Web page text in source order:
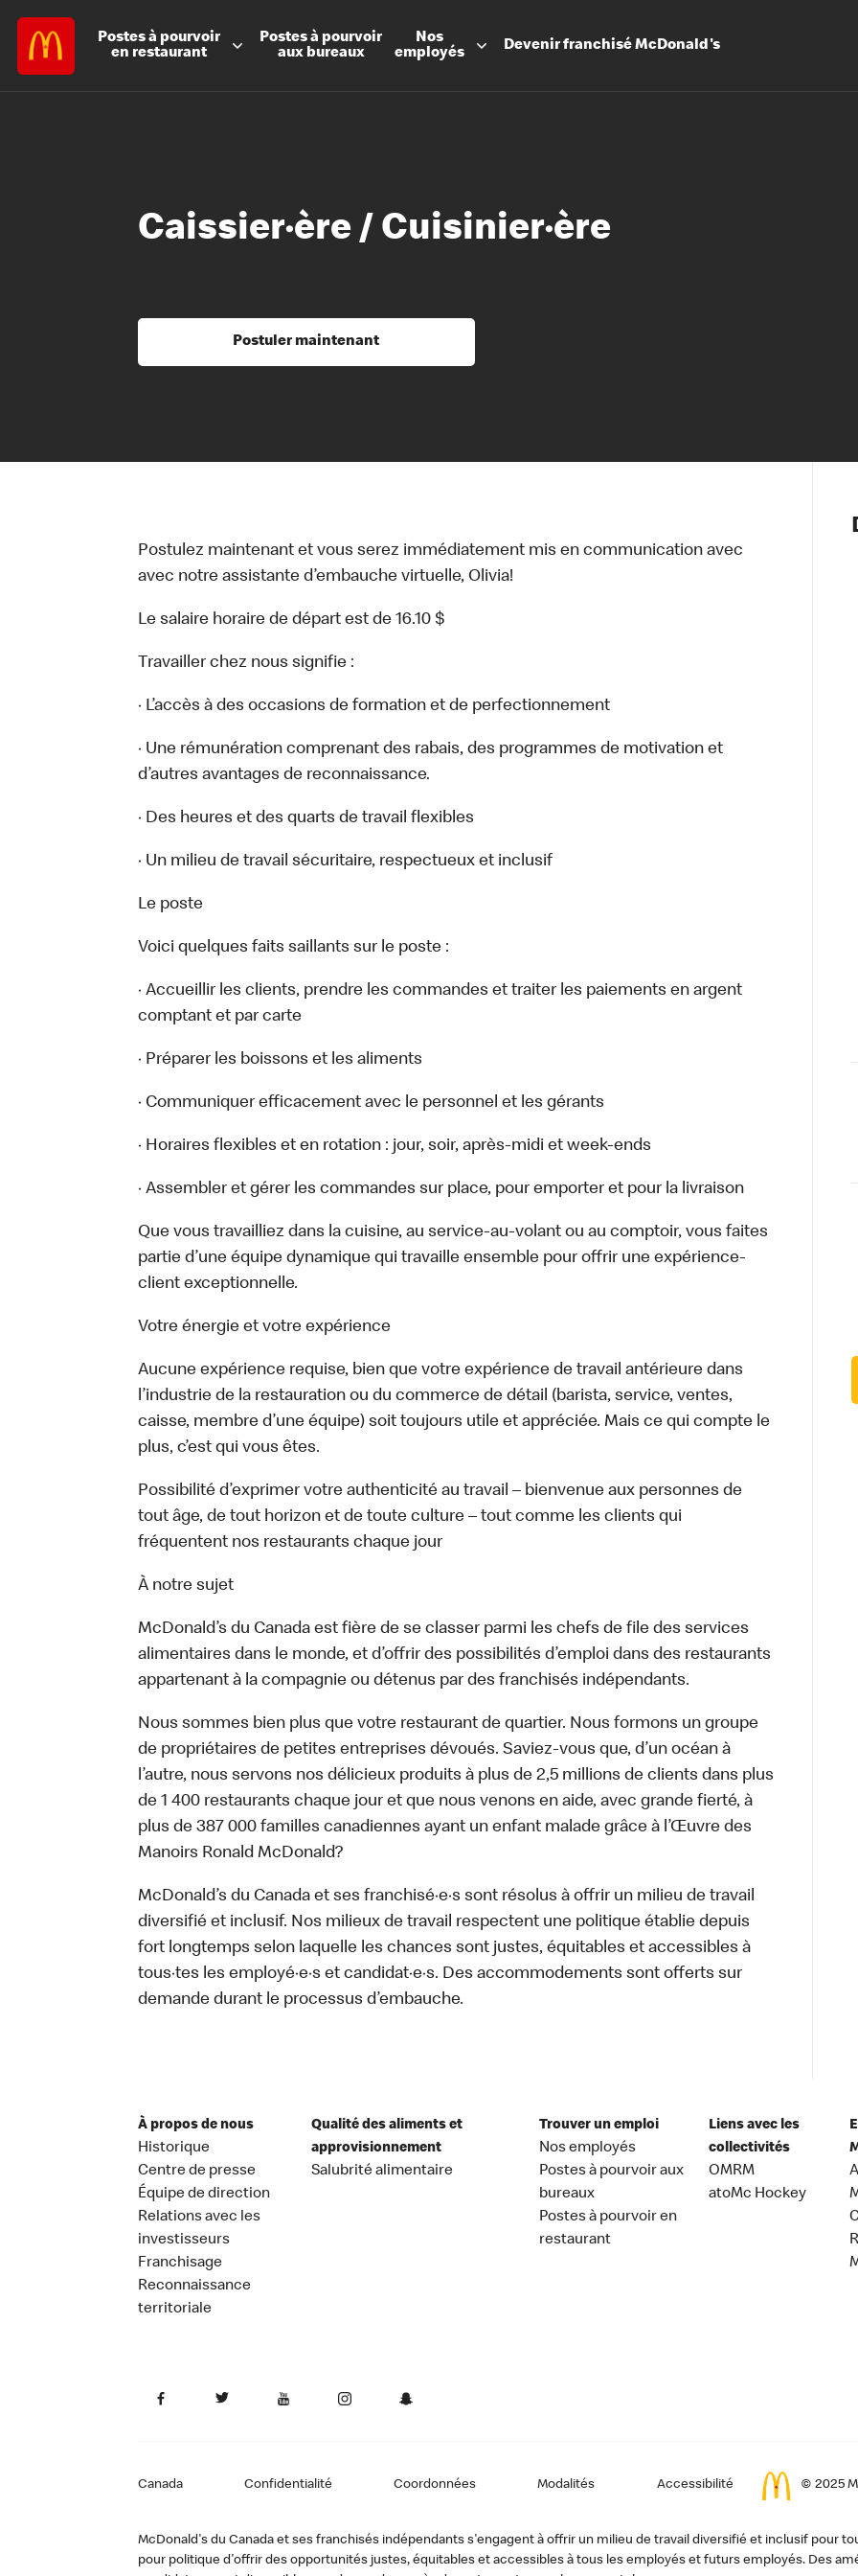
Postes à pourvoir
en restaurant
Postes à pourvoir
aux bureaux
Nos
employés
DevenirfranchiséMcDonald's
Les
Notre
Nos
Santé et
Caissier·ère / Cuisinier·ère
Postuler maintenant
Postulez maintenant et vous serez immédiatement mis en communication avec
avec notre assistante d’embauche virtuelle, Olivia!
Le salaire horaire de départ est de 16.10 $
Travailler chez nous signifie :
· L’accès à des occasions de formation et de perfectionnement
· Une rémunération comprenant des rabais, des programmes de motivation et
d’autres avantages de reconnaissance.
· Des heures et des quarts de travail flexibles
· Un milieu de travail sécuritaire, respectueux et inclusif
Le poste
Voici quelques faits saillants sur le poste :
· Accueillir les clients, prendre les commandes et traiter les paiements en argent
comptant et par carte
· Préparer les boissons et les aliments
· Communiquer efficacement avec le personnel et les gérants
· Horaires flexibles et en rotation : jour, soir, après-midi et week-ends
· Assembler et gérer les commandes sur place, pour emporter et pour la livraison
Que vous travailliez dans la cuisine, au service-au-volant ou au comptoir, vous faites
partie d’une équipe dynamique qui travaille ensemble pour offrir une expérience-
client exceptionnelle.
Votre énergie et votre expérience
Aucune expérience requise, bien que votre expérience de travail antérieure dans
l’industrie de la restauration ou du commerce de détail (barista, service, ventes,
caisse, membre d’une équipe) soit toujours utile et appréciée. Mais ce qui compte le
plus, c’est qui vous êtes.
Possibilité d’exprimer votre authenticité au travail – bienvenue aux personnes de
tout âge, de tout horizon et de toute culture – tout comme les clients qui
fréquentent nos restaurants chaque jour
À notre sujet
McDonald’s du Canada est fière de se classer parmi les chefs de file des services
alimentaires dans le monde, et d’offrir des possibilités d’emploi dans des restaurants
appartenant à la compagnie ou détenus par des franchisés indépendants.
Nous sommes bien plus que votre restaurant de quartier. Nous formons un groupe
de propriétaires de petites entreprises dévoués. Saviez-vous que, d’un océan à
l’autre, nous servons nos délicieux produits à plus de 2,5 millions de clients dans plus
de 1 400 restaurants chaque jour et que nous venons en aide, avec grande fierté, à
plus de 387 000 familles canadiennes ayant un enfant malade grâce à l’Œuvre des
Manoirs Ronald McDonald?
McDonald’s du Canada et ses franchisé·e·s sont résolus à offrir un milieu de travail
diversifié et inclusif. Nos milieux de travail respectent une politique établie depuis
fort longtemps selon laquelle les chances sont justes, équitables et accessibles à
tous·tes les employé·e·s et candidat·e·s. Des accommodements sont offerts sur
demande durant le processus d’embauche.
À propos de nous
Historique
Centre de presse
Équipe de direction
Relations avec les
investisseurs
Franchisage
Reconnaissance
territoriale
Qualité des aliments et
approvisionnement
Salubrité alimentaire
Trouver un emploi
Nos employés
Postes à pourvoir aux
bureaux
Postes à pourvoir en
restaurant
Liens avec les
collectivités
OMRM
atoMc Hockey
Canada Confidentialité Coordonnées Modalités Accessibilité © 2025
McDonald's du Canada et ses franchisés indépendants s'engagent à offrir un milieu de travail diversifié et inclusif pour
pour politique d'offrir des opportunités justes, équitables et accessibles à tous les employés et futurs employés. Des